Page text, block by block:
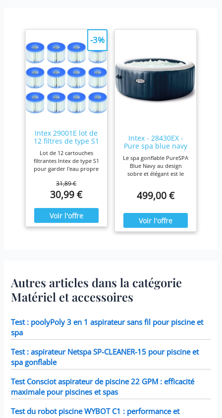
Intex 29001E lot de
12 filtres de type S1
Lot de 12 cartouches
filtrantes Intex de type S1
pour garder l'eau propre
efficacité maximale,
nettoyez les cartouches
chaque semaine et
remplacez-les une fois
par mois ou plus tôt Il est
fabriqué avec du papier
28443E, 28453E, 28421E,
28423E, 28413E, et 28453E.
Chaque filtre mesure 7,6 x
10,2 cm.
31,89 €
30,99 €
-3%
Intex - 28430EX -
Pure spa blue navy
4 places
Le spa gonflable PureSPA
Blue Navy au design
sobre et élégant est le
l'année. Ressourcez-vous
en hiver,
confortablement installé
dans votre spa Blue Navy.
499,00 €
Autres articles dans la catégorie
Matériel et accessoires
Test : poolyPoly 3 en 1 aspirateur sans fil pour piscine et
spa
Test : aspirateur Netspa SP-CLEANER-15 pour piscine et
spa gonflable
Test Consciot aspirateur de piscine 22 GPM : efficacité
maximale pour piscines et spas
Test du robot piscine WYBOT C1 : performance et